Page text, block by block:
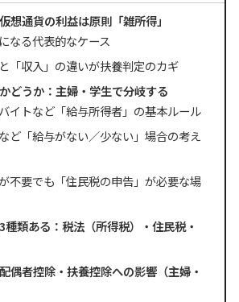
想通貨の利益は原則「雑所得」
なる代表的なケース
と「収入」の違いが扶養判定のカギ
どうか：主婦・学生で分岐する
イトなど「給与所得者」の基本ルール
ど「給与がない／少ない」場合の考え
不要でも「住民税の申告」が必要な場
類ある：税法（所得税）・住民税・
偶者控除・扶養控除への影響（主婦・